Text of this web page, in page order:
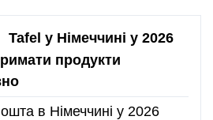
Tafel у Німеччині у 2026
продукти
в Німеччині у 2026